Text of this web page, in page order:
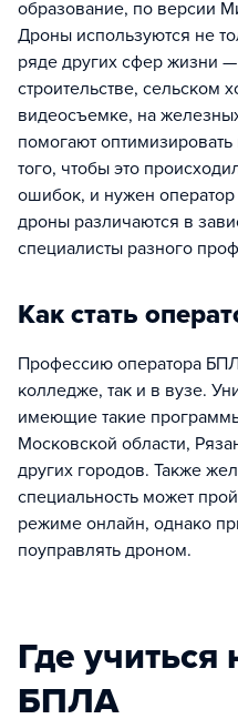
образование, по версии
Дроны используются не
ряде других сфер жизни
строительстве, сельском
видеосъемке, на
помогают
того, чтобы это
ошибок, и нужен
дроны различаются в
специалисты разного
Как стать
Профессию оператора
колледже, так и в вузе.
имеющие такие
Московской области,
других городов. Также
специальность может
режиме онлайн, однако
поуправлять дроном.
Где учиться
БПЛА